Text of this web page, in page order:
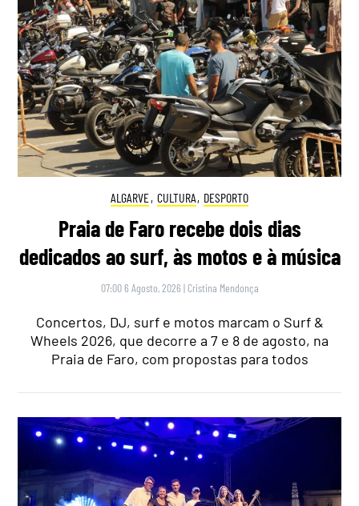
ALGARVE, CULTURA, DESPORTO
Praia de Faro recebe dois dias
dedicados ao surf, às motos e à música
07:00 6 Agosto, 2026 | Cristina Mendonça
Concertos, DJ, surf e motos marcam o Surf &
Wheels 2026, que decorre a 7 e 8 de agosto, na
Praia de Faro, com propostas para todos